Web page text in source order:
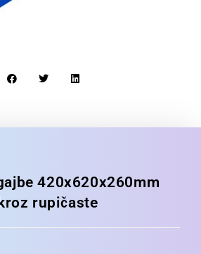
420x620x260mm
rupičaste